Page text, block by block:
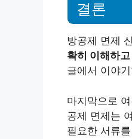
결론
방공제 면제
확히 이해하
글에서 이야
마지막으로
공제 면제는
필요한 서류